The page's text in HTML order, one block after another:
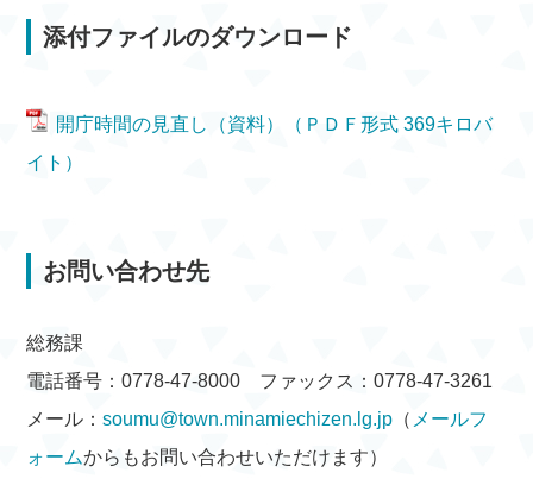
添付ファイルのダウンロード
開庁時間の見直し（資料）（ＰＤＦ形式 369キロバ
イト）
お問い合わせ先
総務課
電話番号：0778-47-8000 ファックス：0778-47-3261
メール：soumu@town.minamiechizen.lg.jp （ メールフ
ォームからもお問い合わせいただけます）